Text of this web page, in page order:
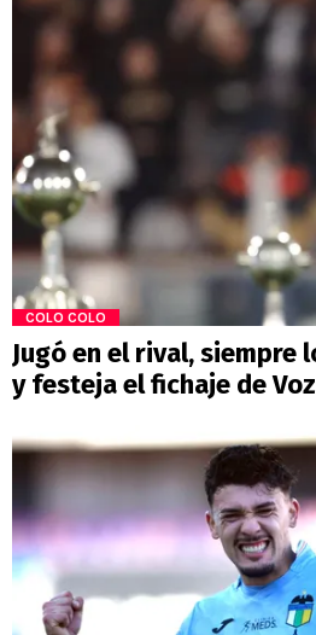
COLO COLO
Jugó en el rival, siempre
y festeja el fichaje de